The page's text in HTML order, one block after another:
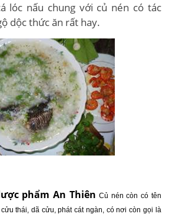
lóc nấu chung với củ nén có tác
dộc thức ăn rất hay.
phẩm An Thiên Củ nén còn có tên
thái, dã cửu, phát cát ngàn, có nơi còn gọi là